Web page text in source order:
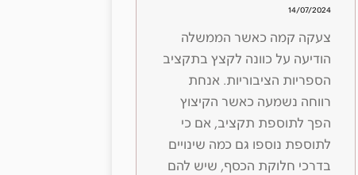
14/07/2024
צעקה קמה כאשר הממשלה
הודיעה על כוונה לקצץ בתקציב
הספריות הציבוריות. אנחת
רווחה נשמעה כאשר הקיצוץ
הפך לתוספת תקציב, אם כי
לתוספת נוספו גם כמה שינויים
בדרכי חלוקת הכסף, שיש להם